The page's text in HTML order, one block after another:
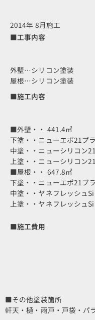
2014年 8月施工
■工事内容
外壁…シリコン塗装
屋根…シリコン塗装
■施工内容
■外壁・・ 441.4㎡
下塗・・ニューエポ21プ
中塗・・ニューシリコン21
上塗・・ニューシリコン21
■屋根・・ 647.8㎡
下塗・・ニューエポ21プ
中塗・・ヤネフレッシュSi
上塗・・ヤネフレッシュSi
■施工費用
■その他塗装箇所
軒天・樋・雨戸・戸袋・